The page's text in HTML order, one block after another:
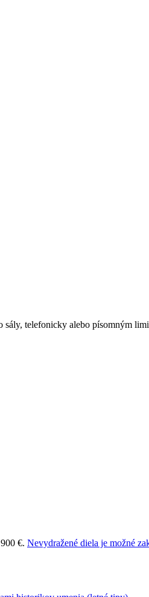
sály, telefonicky alebo písomným
€. Nevydražené diela je možné